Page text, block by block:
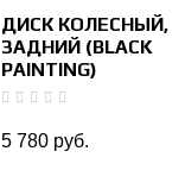
ДИСК КОЛЕСНЫЙ,
ЗАДНИЙ (BLACK
PAINTING)
5 780 руб.